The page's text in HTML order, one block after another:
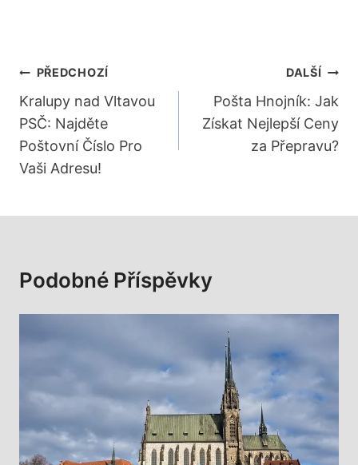
Navigace
Pro
Příspěvek
PŘEDCHOZÍ
Kralupy nad Vltavou
PSČ: Najděte
Poštovní Číslo Pro
Vaši Adresu!
DALŠÍ
Pošta Hnojník: Jak
Získat Nejlepší Ceny
za Přepravu?
Podobné Příspěvky